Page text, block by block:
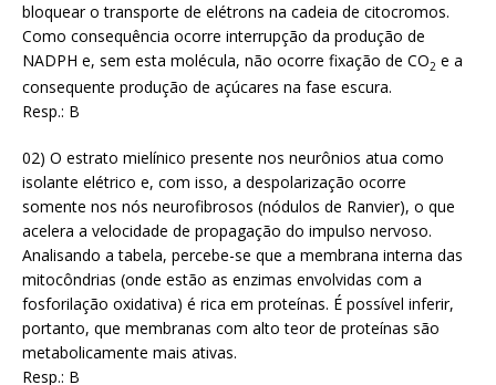
bloquear o transporte de elétrons na cadeia de citocromos.
Como consequência ocorre interrupção da produção de
NADPH e, sem esta molécula, não ocorre fixação de CO2 e a
consequente produção de açúcares na fase escura.
Resp.: B
02) O estrato mielínico presente nos neurônios atua como
isolante elétrico e, com isso, a despolarização ocorre
somente nos nós neurofibrosos (nódulos de Ranvier), o que
acelera a velocidade de propagação do impulso nervoso.
Analisando a tabela, percebe-se que a membrana interna das
mitocôndrias (onde estão as enzimas envolvidas com a
fosforilação oxidativa) é rica em proteínas. É possível inferir,
portanto, que membranas com alto teor de proteínas são
metabolicamente mais ativas.
Resp.: B